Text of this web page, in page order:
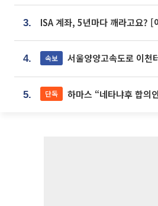
3. ISA 계좌, 5년마다 깨라고요? [
4. 속보 서울양양고속도로 이천
5. 단독 하마스 “네타냐후 합의안 거절,